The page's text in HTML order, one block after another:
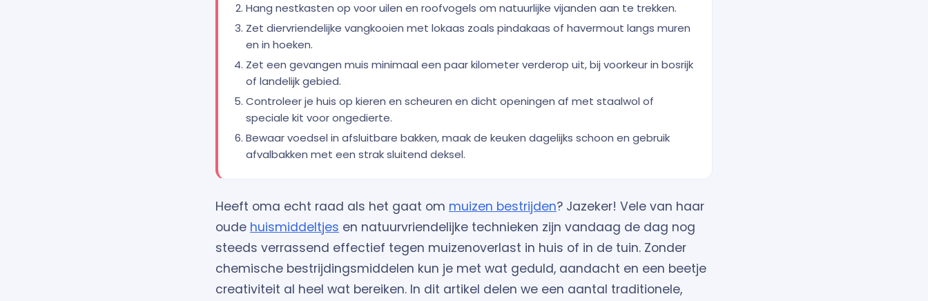
Hang nestkasten op voor uilen en roofvogels om natuurlijke vijanden aan te trekken.
Zet diervriendelijke vangkooien met lokaas zoals pindakaas of havermout langs muren
en in hoeken.
Zet een gevangen muis minimaal een paar kilometer verderop uit, bij voorkeur in bosrijk
of landelijk gebied.
Controleer je huis op kieren en scheuren en dicht openingen af met staalwol of
speciale kit voor ongedierte.
Bewaar voedsel in afsluitbare bakken, maak de keuken dagelijks schoon en gebruik
afvalbakken met een strak sluitend deksel.
Heeft oma echt raad als het gaat om muizen bestrijden? Jazeker! Vele van haar
oude huismiddeltjes en natuurvriendelijke technieken zijn vandaag de dag nog
steeds verrassend effectief tegen muizenoverlast in huis of in de tuin. Zonder
chemische bestrijdingsmiddelen kun je met wat geduld, aandacht en een beetje
creativiteit al heel wat bereiken. In dit artikel delen we een aantal traditionele,